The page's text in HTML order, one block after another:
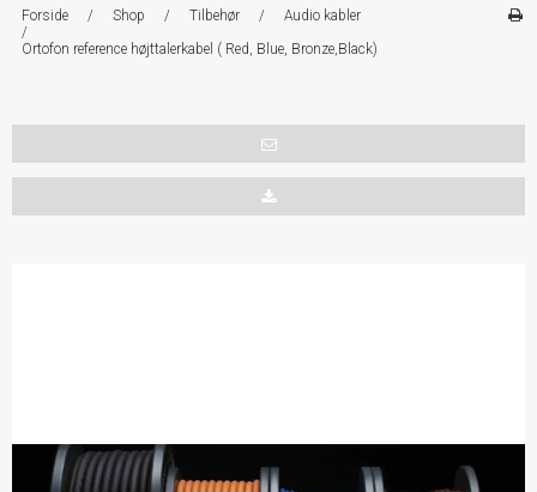
Forside / Shop / Tilbehør /
Audio kabler
/
Ortofon reference højttalerkabel ( Red, Blue, Bronze,Black)